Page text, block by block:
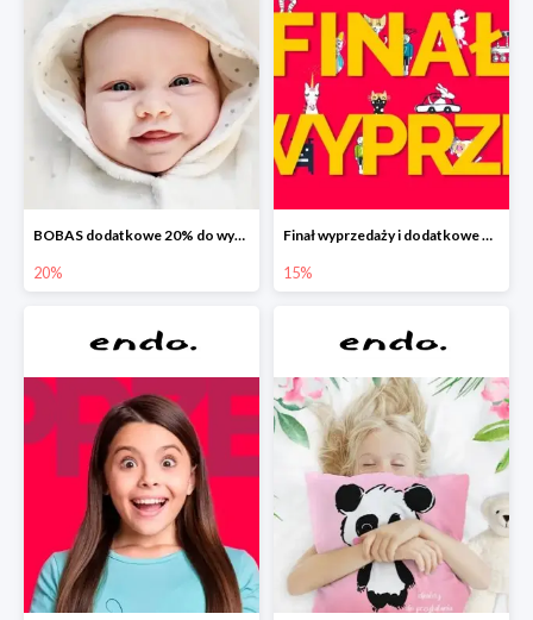
BOBAS dodatkowe 20% do wyprzedaży
20%
Finał wyprzedaży i dodatkowe 15%
15%